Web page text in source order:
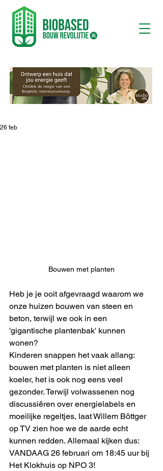
26 feb
Bouwen met planten
Heb je je ooit afgevraagd waarom we
onze huizen bouwen van steen en
beton, terwijl we ook in een
'gigantische plantenbak' kunnen
wonen?
Kinderen snappen het vaak allang:
bouwen met planten is niet alleen
koeler, het is ook nog eens veel
gezonder. Terwijl volwassenen nog
discussiëren over energielabels en
moeilijke regeltjes, laat Willem Böttger
op TV zien hoe we de aarde echt
kunnen redden. Allemaal kijken dus:
VANDAAG 26 februari om 18:45 uur bij
Het Klokhuis op NPO 3!